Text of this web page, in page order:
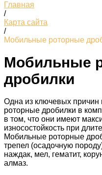
Главная
/
Карта сайта
/
Мобильные роторные
Мобильные
дробилки
Одна из ключевых
роторные дробилки в
в том, что они имеют
износостойкость при
Мобильные роторные
трепел (осадочную
наждак, мел, гематит,
алмаз.